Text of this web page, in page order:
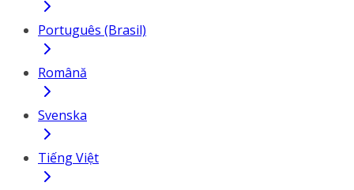
Português (Brasil)
Română
Svenska
Tiếng Việt